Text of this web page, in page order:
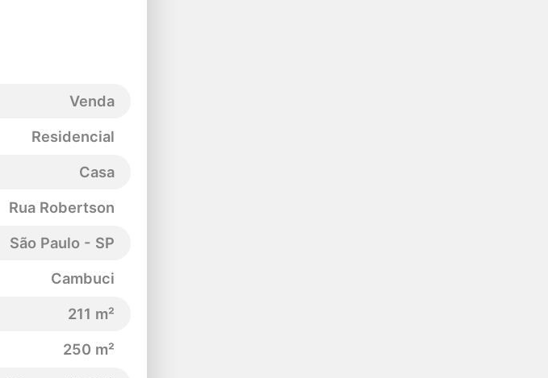
Venda
Residencial
Casa
Rua Robertson
São Paulo - SP
Cambuci
211 m²
250 m²